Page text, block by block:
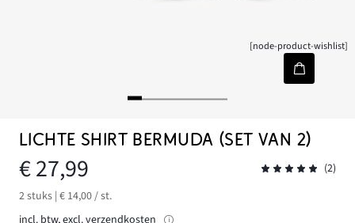
[node-product-wishlist]
LICHTE SHIRT BERMUDA (SET VAN 2)
€ 27,99
(2)
2 stuks | € 14,00 / st.
incl. btw, excl.verzendkosten